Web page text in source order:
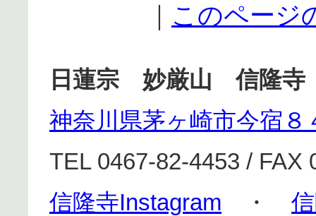
このページ
日蓮宗 妙厳山 信隆寺
神奈川県茅ヶ崎市今宿８
TEL 0467-82-4453 / FAX
信隆寺Instagram ・